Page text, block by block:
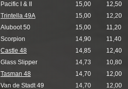
Pacific I & II 15,00 12,50
Trintella 49A 15,00 12,20
Aluboot 50 15,00 11,20
Scorpion 14,90 11,40
Castle 48 14,85 12,40
Glass Slipper 14,73 10,80
Tasman 48 14,70 12,00
Van de Stadt 49 14,70 12,00